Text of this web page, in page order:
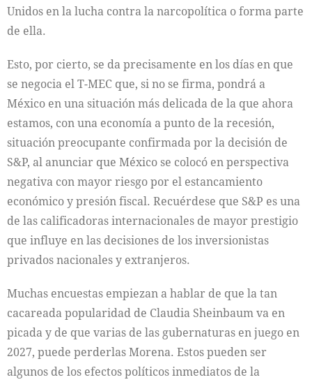
Unidos en la lucha contra la narcopolítica o forma parte
de ella.
Esto, por cierto, se da precisamente en los días en que
se negocia el T-MEC que, si no se firma, pondrá a
México en una situación más delicada de la que ahora
estamos, con una economía a punto de la recesión,
situación preocupante confirmada por la decisión de
S&P, al anunciar que México se colocó en perspectiva
negativa con mayor riesgo por el estancamiento
económico y presión fiscal. Recuérdese que S&P es una
de las calificadoras internacionales de mayor prestigio
que influye en las decisiones de los inversionistas
privados nacionales y extranjeros.
Muchas encuestas empiezan a hablar de que la tan
cacareada popularidad de Claudia Sheinbaum va en
picada y de que varias de las gubernaturas en juego en
2027, puede perderlas Morena. Estos pueden ser
algunos de los efectos políticos inmediatos de la